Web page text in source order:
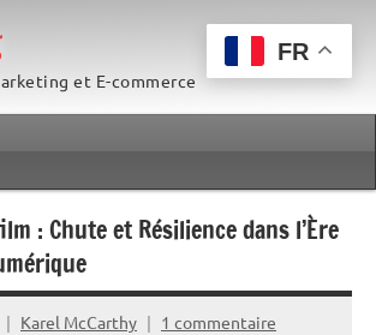
et E-commerce
: Chute et Résilience dans l’Ère
Karel McCarthy 1 commentaire
FR